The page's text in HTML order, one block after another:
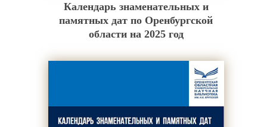
Календарь знаменательных и
памятных дат по Оренбургской
области на 2025 год